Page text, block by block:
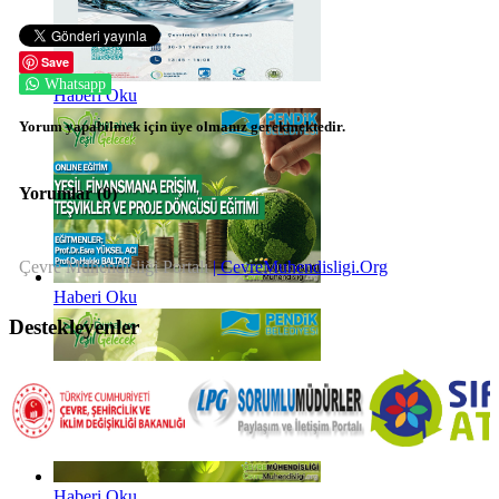
Haberi Oku
Haberi Oku
Save
Whatsapp
Yorum yapabilmek için üye olmanız gerekmektedir.
Yorumlar (0)
Çevre Mühendisliği Portalı| CevreMuhendisligi.Org
Destekleyenler